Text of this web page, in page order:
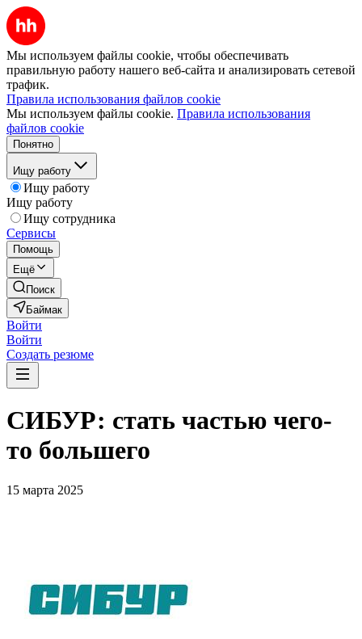
Мы используем файлы cookie, чтобы обеспечивать
правильную работу нашего веб-сайта и анализировать сетевой
трафик.
Правила использования файлов cookie
Мы используем файлы cookie. Правила использования
файлов cookie
Понятно
Ищу работу
Ищу работу
Ищу работу
Ищу сотрудника
Сервисы
Помощь
Ещё
Поиск
Баймак
Войти
Войти
Создать резюме
СИБУР: стать частью чего-
то большего
15 марта 2025